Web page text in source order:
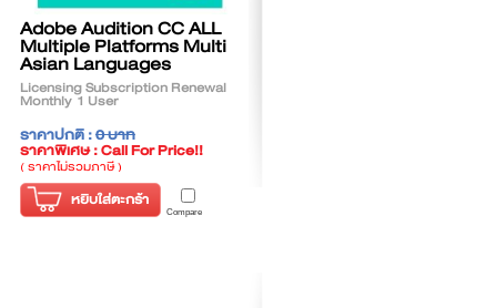
Adobe Audition CC ALL
Multiple Platforms Multi
Asian Languages
Licensing Subscription Renewal
Monthly 1 User
ราคาปกติ :0 บาท
ราคาพิเศษ : Call For Price!!
( ราคาไม่รวมภาษี )
หยิบใส่ตะกร้า
Compare